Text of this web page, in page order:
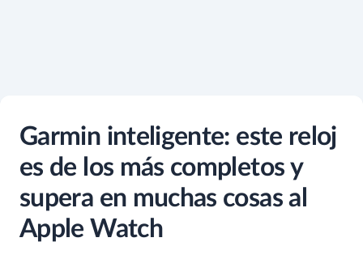
Garmin inteligente: este reloj
es de los más completos y
supera en muchas cosas al
Apple Watch